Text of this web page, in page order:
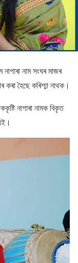
নাম সংঘৰ মাজৰ
হৈছে কৰিশ্মা নাথক।
নাগাৰা নামক বিকৃত